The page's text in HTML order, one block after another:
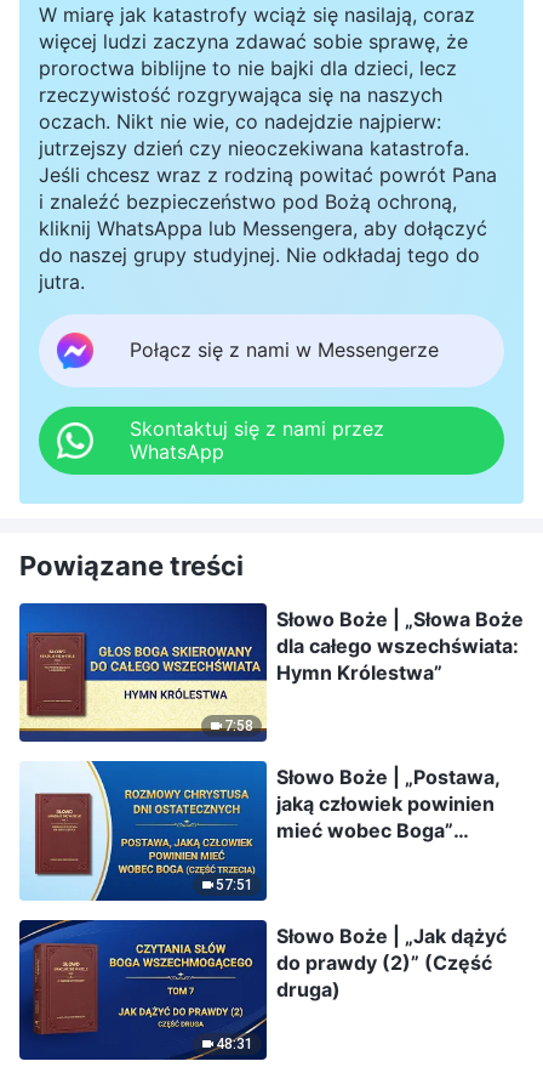
W miarę jak katastrofy wciąż się nasilają, coraz
więcej ludzi zaczyna zdawać sobie sprawę, że
proroctwa biblijne to nie bajki dla dzieci, lecz
rzeczywistość rozgrywająca się na naszych
oczach. Nikt nie wie, co nadejdzie najpierw:
jutrzejszy dzień czy nieoczekiwana katastrofa.
Jeśli chcesz wraz z rodziną powitać powrót Pana
i znaleźć bezpieczeństwo pod Bożą ochroną,
kliknij WhatsAppa lub Messengera, aby dołączyć
do naszej grupy studyjnej. Nie odkładaj tego do
jutra.
Połącz się z nami w Messengerze
Skontaktuj się z nami przez
WhatsApp
Powiązane treści
7:58
Słowo Boże | „Słowa Boże
dla całego wszechświata:
Hymn Królestwa”
57:51
Słowo Boże | „Postawa,
jaką człowiek powinien
mieć wobec Boga”
48:31
Słowo Boże | „Jak dążyć
do prawdy (2)” (Część
druga)